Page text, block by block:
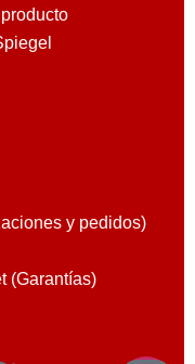
y pedidos)
(Garantías)